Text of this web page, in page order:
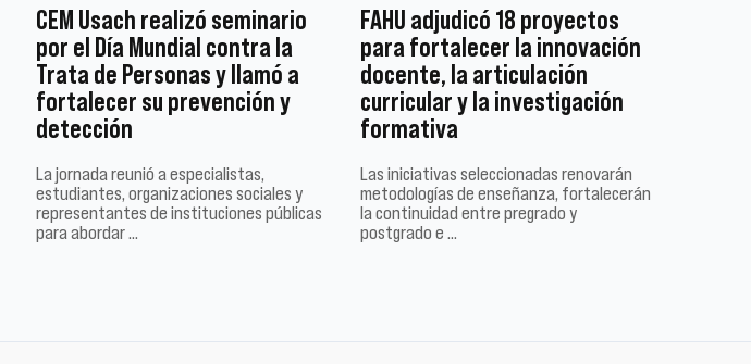
CEM Usach realizó seminario
por el Día Mundial contra la
Trata de Personas y llamó a
fortalecer su prevención y
detección
La jornada reunió a especialistas,
estudiantes, organizaciones sociales y
representantes de instituciones públicas
para abordar …
FAHU adjudicó 18 proyectos
para fortalecer la innovación
docente, la articulación
curricular y la investigación
formativa
Las iniciativas seleccionadas renovarán
metodologías de enseñanza, fortalecerán
la continuidad entre pregrado y
postgrado e …